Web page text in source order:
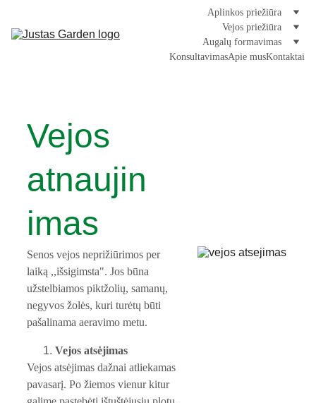
Aplinkos priežiūra
Vejos priežiūra
Augalų formavimas
KonsultavimasApie musKontaktai
Vejos
atnaujin
imas
Senos vejos neprižiūrimos per
laiką ,,išsigimsta". Jos būna
užstelbiamos piktžolių, samanų,
negyvos žolės, kuri turėtų būti
pašalinama aeravimo metu.
Vejos atsėjimas
Vejos atsėjimas dažnai atliekamas
pavasarį. Po žiemos vienur kitur